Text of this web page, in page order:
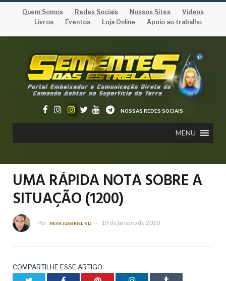
Quem Somos Redes Sociais Nossos Sites
Vídeos
Livros
Eventos Loja Online Apoio ao trabalho
NOSSAS REDES SOCIAIS
MENU
UMA RÁPIDA NOTA SOBRE A
SITUAÇÃO (1200)
Por NEVA (GABRIEL RL) 19 de janeiro de 2020
COMPARTILHE ESSE ARTIGO